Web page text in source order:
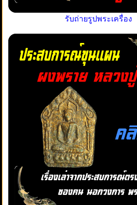
รับถ่ายรูปพระเครื่อง